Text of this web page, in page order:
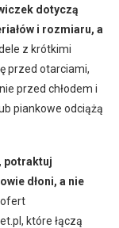
dotyczą
i rozmiaru, a
z krótkimi
przed otarciami,
przed chłodem i
piankowe odciążą
potraktuj
dłoni, a nie
które łączą